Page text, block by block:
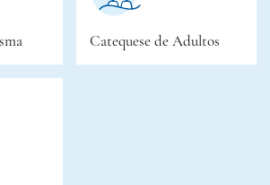
Catequese de Adultos